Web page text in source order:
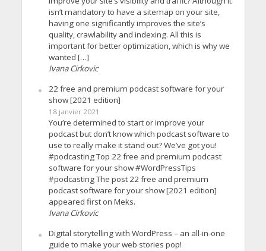
isn’t mandatory to have a sitemap on your site,
having one significantly improves the site’s
quality, crawlability and indexing. All this is
important for better optimization, which is why we
wanted […]
Ivana Cirkovic
22 free and premium podcast software for your
show [2021 edition]
18 janvier 2021
You’re determined to start or improve your
podcast but don’t know which podcast software to
use to really make it stand out? We’ve got you!
#podcasting Top 22 free and premium podcast
software for your show #WordPressTips
#podcasting The post 22 free and premium
podcast software for your show [2021 edition]
appeared first on Meks.
Ivana Cirkovic
Digital storytelling with WordPress – an all-in-one
guide to make your web stories pop!